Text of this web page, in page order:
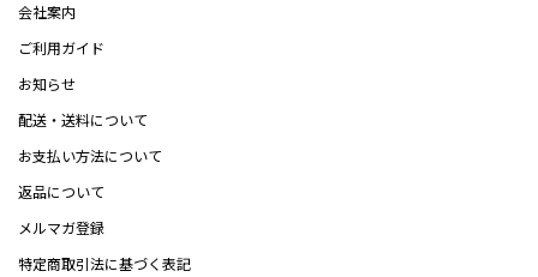
会社案内
ご利用ガイド
お知らせ
配送・送料について
お支払い方法について
返品について
メルマガ登録
特定商取引法に基づく表記